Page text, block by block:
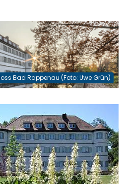
Bad Rappenau (Foto: Uwe Grün)